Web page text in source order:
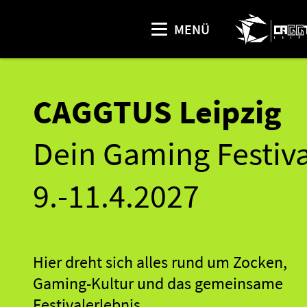
MENÜ
CAGGTUS Leipzig
Dein Gaming
9.-11.4.2027
Hier dreht sich alles rund um Zocken,
Gaming-Kultur und das gemeinsame